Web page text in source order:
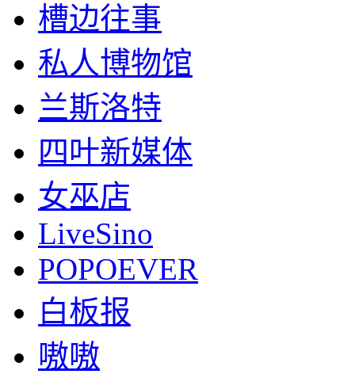
槽边往事
私人博物馆
兰斯洛特
四叶新媒体
女巫店
LiveSino
POPOEVER
白板报
嗷嗷